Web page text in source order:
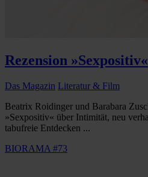
Rezension »Sexpositiv«
Das Magazin Literatur & Film
Beatrix Roidinger und Barabara
»Sexpositiv« über Intimität, neu
tabufreie Entdecken ...
BIORAMA #73